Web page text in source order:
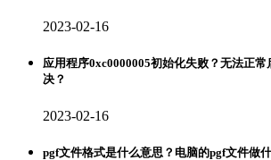
2023-02-16
应用程序0xc0000005初始化失败？无法正常
决？
2023-02-16
pgf文件格式是什么意思？电脑的pgf文件做